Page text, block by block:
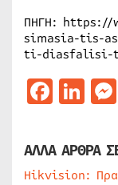
ΠΗΓΗ: https://
simasia-tis-
ti-diasfalisi-
ΑΛΛΑ ΑΡΘΡΑ
Hikvision: